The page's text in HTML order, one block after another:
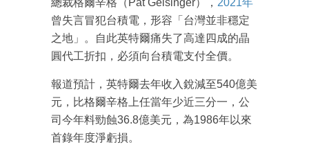
總裁格爾辛格（Pat Gelsinger）， 2021年
曾失言冒犯台積電，形容「台灣並非穩定
之地」。自此英特爾痛失了高達四成的晶
圓代工折扣，必須向台積電支付全價。
報道預計，英特爾去年收入銳減至540億美
元，比格爾辛格上任當年少近三分一，公
司今年料勁蝕36.8億美元，為1986年以來
首錄年度淨虧損。